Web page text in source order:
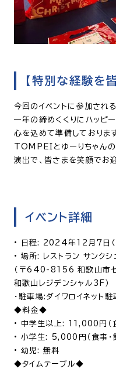
【特別な経験を
今回のイベントに参加され
一年の締めくくりにハッピ
心を込めて準備しております
TOMPEIとゆーりちゃんの
演出で、皆さまを笑顔でお
イベント詳細
• 日程: 2024年12月7日（
•
場所: レストラン サンクシ
（〒640-8156 和歌山市七
和歌山レジデンシャル3F）
・駐車場:ダイワロイネット
◆料金◆
•
中学生以上: 11,000円（
•
小学生: 5,000円（食事・
•
幼児: 無料
◆タイムテーブル◆